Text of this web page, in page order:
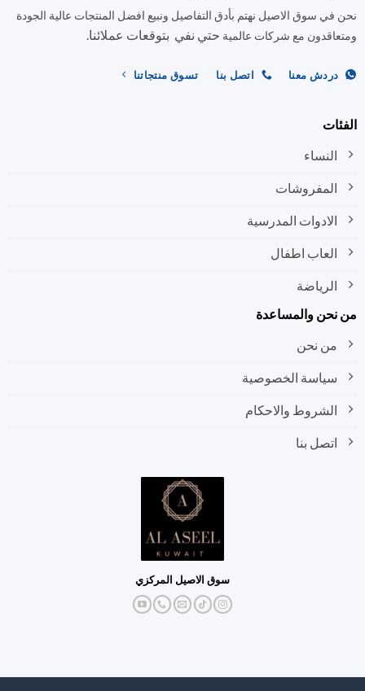
سوق الاصيل نهتم بأدق التفاصيل ونبيع افضل المنتجات عالية الجودة
مع شركات عالميةحتي نفي بتوقعات عملائنا.
دردش معنا اتصل بنا تسوق منتجاتنا
النساء
المفروشات
الادوات المدرسية
العاب اطفال
الرياضة
والمساعدة
من نحن
سياسة الخصوصية
الشروط والاحكام
اتصل بنا
سوق الاصيل المركزي